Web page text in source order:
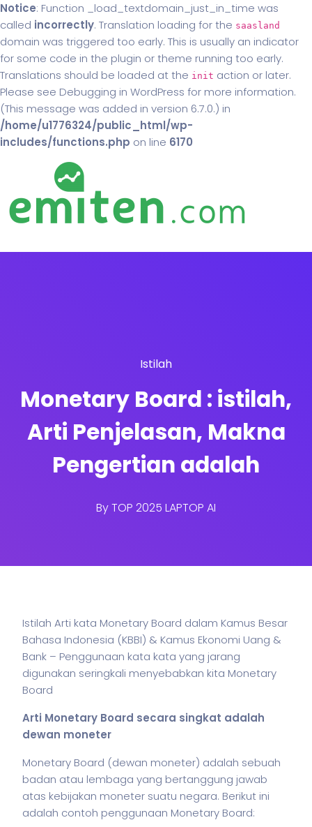
Notice: Function _load_textdomain_just_in_time was
called incorrectly. Translation loading for the saasland
domain was triggered too early. This is usually an indicator
for some code in the plugin or theme running too early.
Translations should be loaded at the init action or later.
Please see Debugging in WordPress for more information.
(This message was added in version 6.7.0.) in
/home/u1776324/public_html/wp-
includes/functions.php on line 6170
Istilah
Monetary Board : istilah,
Arti Penjelasan, Makna
Pengertian adalah
ByTOP 2025 LAPTOP AI
Istilah Arti kata Monetary Board dalam Kamus Besar
Bahasa Indonesia (KBBI) & Kamus Ekonomi Uang &
Bank – Penggunaan kata kata yang jarang
digunakan seringkali menyebabkan kita Monetary
Board
Arti Monetary Board secara singkat adalah
dewan moneter
Monetary Board (dewan moneter) adalah sebuah
badan atau lembaga yang bertanggung jawab
atas kebijakan moneter suatu negara. Berikut ini
adalah contoh penggunaan Monetary Board: